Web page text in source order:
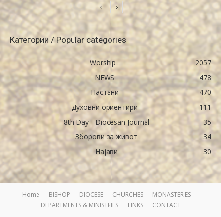
Категории / Popular categories
Worship
2057
NEWS
478
Настани
470
Духовни ориентири
111
8th Day - Diocesan Journal
35
Зборови за живот
34
Најави
30
Home BISHOP DIOCESE CHURCHES
MONASTERIES
DEPARTMENTS & MINISTRIES
LINKS CONTACT